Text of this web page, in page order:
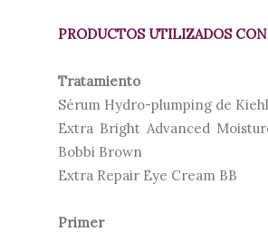
PRODUCTOS UTILIZADOS
Tratamiento
Sérum Hydro-plumping de
Extra Bright Advanced
Bobbi Brown
Extra Repair Eye Cream BB
Primer